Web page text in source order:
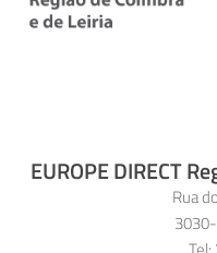
EUROPE DIRECT
Rua